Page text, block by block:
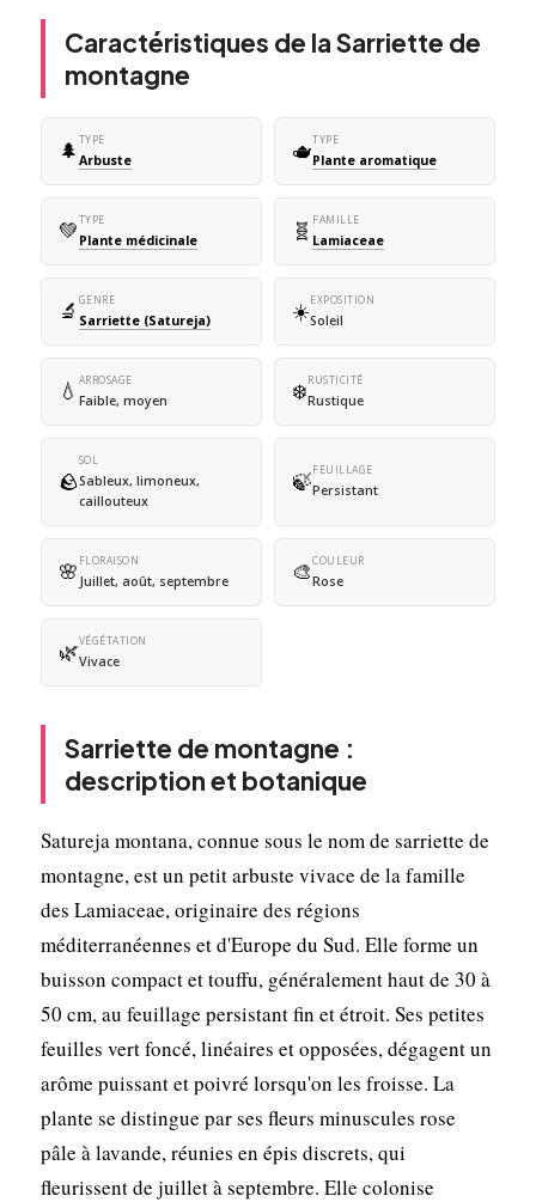
Caractéristiques de la Sarriette de
montagne
🌲 TYPE
Arbuste 🫖TYPE
Plante aromatique
💚TYPE
Plante médicinale 🧬 FAMILLE
Lamiaceae
🔬 GENRE
Sarriette (Satureja) ☀️EXPOSITION
Soleil
💧 ARROSAGE
Faible, moyen ❄️RUSTICITÉ
Rustique
🪨
SOL
Sableux, limoneux,
caillouteux
🍃FEUILLAGE
Persistant
🌸 FLORAISON
Juillet, août, septembre 🎨COULEUR
Rose
🌿VÉGÉTATION
Vivace
Sarriette de montagne :
description et botanique
Satureja montana, connue sous le nom de sarriette de
montagne, est un petit arbuste vivace de la famille
des Lamiaceae, originaire des régions
méditerranéennes et d'Europe du Sud. Elle forme un
buisson compact et touffu, généralement haut de 30 à
50 cm, au feuillage persistant fin et étroit. Ses petites
feuilles vert foncé, linéaires et opposées, dégagent un
arôme puissant et poivré lorsqu'on les froisse. La
plante se distingue par ses fleurs minuscules rose
pâle à lavande, réunies en épis discrets, qui
fleurissent de juillet à septembre. Elle colonise